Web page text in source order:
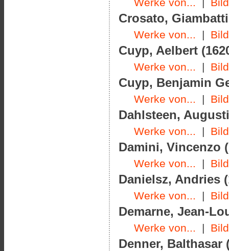
Crosato,
Werke von... |
Cuyp, Aelbert
Werke von... |
Cuyp, Benjamin
Werke von... |
Dahlsteen,
Werke von... |
Damini, Vincenzo
Werke von... |
Danielsz, Andries
Werke von... |
Demarne, Jean-
Werke von... |
Denner, Balthasar